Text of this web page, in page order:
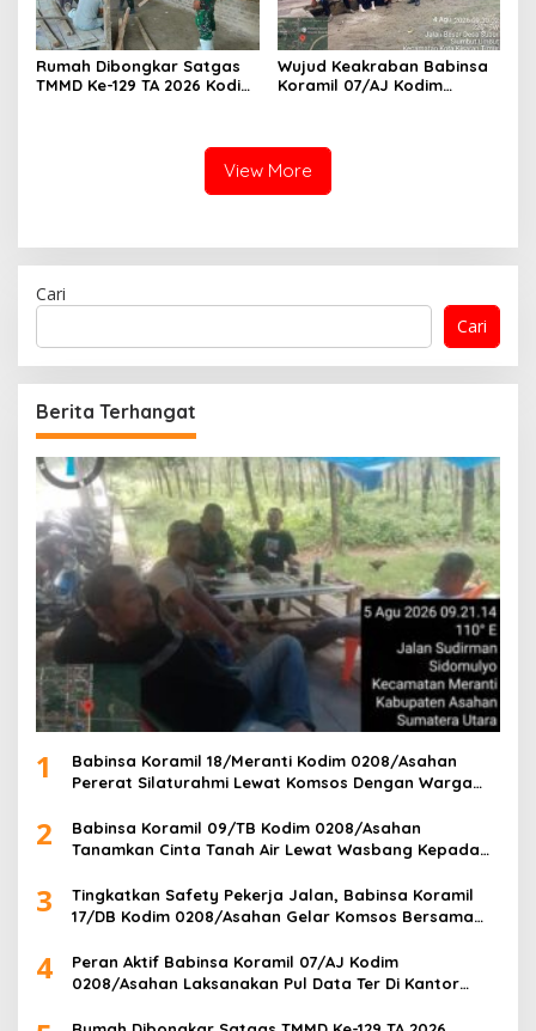
Rumah Dibongkar Satgas
TMMD Ke-129 TA 2026 Kodim
Wujud Keakraban Babinsa
Koramil 07/AJ Kodim
View More
Cari
Cari
Berita Terhangat
1
Babinsa Koramil 18/Meranti Kodim 0208/Asahan
Pererat Silaturahmi Lewat Komsos Dengan Warga
2
Babinsa Koramil 09/TB Kodim 0208/Asahan
Tanamkan Cinta Tanah Air Lewat Wasbang Kepada
3
Tingkatkan Safety Pekerja Jalan, Babinsa Koramil
17/DB Kodim 0208/Asahan Gelar Komsos Bersama
4
Peran Aktif Babinsa Koramil 07/AJ Kodim
0208/Asahan Laksanakan Pul Data Ter Di Kantor